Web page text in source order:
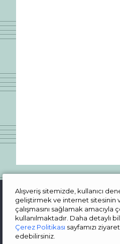
İletişim
Çalışma Günlerimiz
Pazartesi - Cuma
Alışveriş sitemizde, kullanıcı
geliştirmek ve internet sitesinin
çalışmasını sağlamak amacıyla
kullanılmaktadır. Daha detaylı
Çerez Politikası sayfamızı ziyaret
edebilirsiniz.